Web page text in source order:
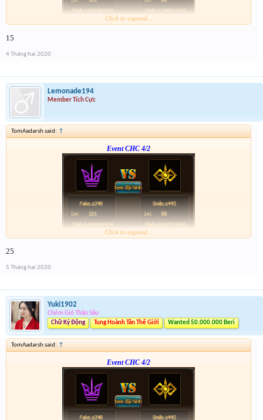
Click to expand...
15
4 Tháng hai 2020
Lemonade194
Member Tích Cực
TomAadarsh said: ↑
Event CHC 4/2
Click to expand...
25
5 Tháng hai 2020
Yuki1902
Chém Gió Thần Sầu
Chữ Ký Động
Tung Hoành Tân Thế Giới Wanted 50.000.000 Beri
TomAadarsh said: ↑
Event CHC 4/2